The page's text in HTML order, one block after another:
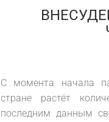
С момента начала
стране растёт
последним данным